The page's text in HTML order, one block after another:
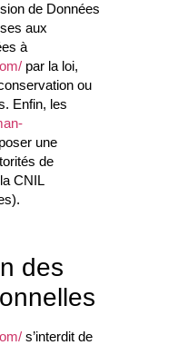
de Données
aux
à
par la loi,
ou
Enfin, les
une
de
CNIL
des
s’interdit de